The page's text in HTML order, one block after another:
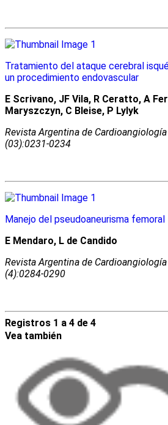
Tratamiento del ataque cerebral
un procedimiento endovascular
E Scrivano, JF Vila, R Ceratto, A
Maryszczyn, C Bleise, P Lylyk
Revista Argentina de
(03):0231-0234
Manejo del pseudoaneurisma femoral
E Mendaro, L de Candido
Revista Argentina de
(4):0284-0290
Registros 1 a 4 de 4
Vea también